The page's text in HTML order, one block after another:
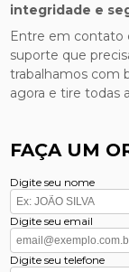
integridade e
Entre em contato
suporte que
trabalhamos com
agora e tire todas
FAÇA UM
Digite seu nome
Digite seu email
Digite seu telefone